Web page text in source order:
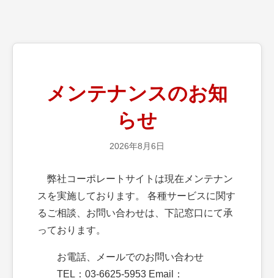
メンテナンスのお知
らせ
2026年8月6日
弊社コーポレートサイトは現在メンテナン
スを実施しております。 各種サービスに関す
るご相談、お問い合わせは、下記窓口にて承
っております。
お電話、メールでのお問い合わせ
TEL：03-6625-5953 Email：